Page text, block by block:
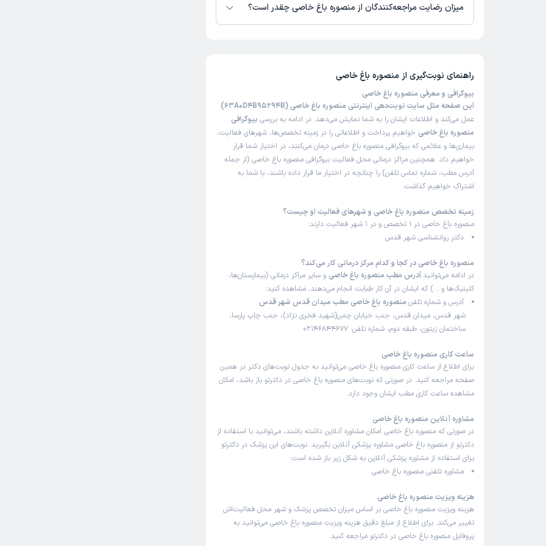
میزان رضایت مراجعه‌کنندگان از منصوره باغ خاصی چقدر است؟
راهنمای نوبت‌گیری از منصوره باغ خاصی
بیوگرافی و معرفی منصوره باغ خاصی
این صفحه مثل سایت نوبت‌دهی اینترنتی منصوره باغ خاصی (63A0D4B95294B)
عمل می‌کند و اطلاعات ایشان را به شما نمایش می‌دهد. در ادامه به بررسی بیوگرافی
منصوره باغ خاصی خواهیم پرداخت و اطلاعاتی را در زمینه تخصص‌ها، شهرهای فعالیت،
بیماری‌ها و علائمی که بیوگرافی منصوره باغ خاصی درمان می‌کنند، در اختیار شما قرار
خواهیم داد. همچنین مراکز درمانی محل فعالیت بیوگرافی منصوره باغ خاصی (از جمله
آدرس مطب، شماره تماس تلفن) را چنانچه در اختیار ما قرار داده باشند، با شما به
اشتراک خواهیم گذاشت.
زمینه تخصص منصوره باغ خاصی و شهرهای فعالیت او چیست؟
منصوره باغ خاصی در 1 تخصص و در 1 شهر فعالیت دارند:
دکتر روانشناسی شهر قدس
منصوره باغ خاصی در کجا و کدام مرکز درمانی کار می‌کند؟
در ادامه می‌توانید آدرس مطب منصوره باغ خاصی و سایر مراکز درمانی (بیمارستان‌ها،
کلینیک‌ها و …) که ایشان در آن کار طبابت انجام می‌دهند، مشاهده کنید:
آدرس و شماره تلفن منصوره باغ خاصی مطب میدان قدس شهر قدس
شهر قدس، میدان قدس، جنب خیابان چمن(شهید فخری نژاد)، جنب چاپ پارسا،
ساختمان زیتون، طبقه دوم، شماره تلفن: 02146844677
ساعت کاری منصوره باغ خاصی
برای اطلاع از ساعت کاری منصوره باغ خاصی می‌توانید به جدول نوبت‌های دکتر در همین
صفحه مراجعه کنید. در صورتی که نوبت‌های منصوره باغ خاصی در دکترتو باز باشد، امکان
مشاهده ساعت کاری مطب ایشان وجود دارد.
مشاوره آنلاین منصوره باغ خاصی
در صورتی که منصوره باغ خاصی امکان مشاوره آنلاین داشته باشند، می‌توانید با استفاده از
دکترتو از منصوره باغ خاصی مشاوره پزشکی آنلاین بگیرید. نوبت‌های این پزشک در دکترتو
برای استفاده از مشاوره پزشکی آنلاین به شکل زیر باز شده است:
مشاوره تلفنی منصوره باغ خاصی
هزینه ویزیت منصوره باغ خاصی
هزینه ویزیت منصوره باغ خاصی بر اساس میزان تخصص پزشک و شهر محل فعالیت‌اش
تغییر می‌کند. برای اطلاع از مبلغ دقیق هزینه ویزیت منصوره باغ خاصی می‌توانید به
پروفایل منصوره باغ خاصی در دکترتو مراجعه کنید.